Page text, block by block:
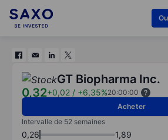
GT Biopharma Inc.
0,32+0,02 / +6,35%20:00:00
Acheter
Intervalle de 52 semaines
0,26 1,89